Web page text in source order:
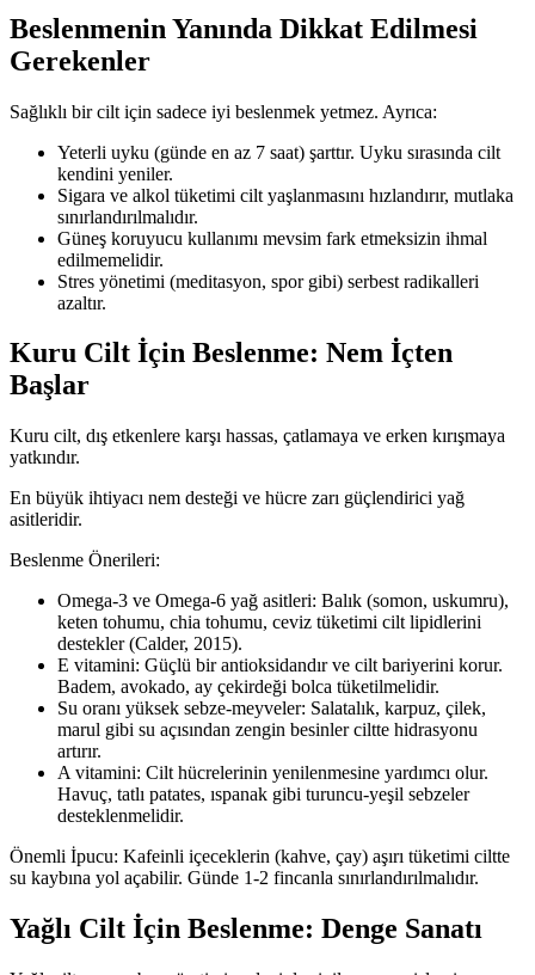
Beslenmenin Yanında Dikkat Edilmesi
Gerekenler
Sağlıklı bir cilt için sadece iyi beslenmek yetmez. Ayrıca:
Yeterli uyku (günde en az 7 saat) şarttır. Uyku sırasında cilt
kendini yeniler.
Sigara ve alkol tüketimi cilt yaşlanmasını hızlandırır, mutlaka
sınırlandırılmalıdır.
Güneş koruyucu kullanımı mevsim fark etmeksizin ihmal
edilmemelidir.
Stres yönetimi (meditasyon, spor gibi) serbest radikalleri
azaltır.
Kuru Cilt İçin Beslenme: Nem İçten
Başlar
Kuru cilt, dış etkenlere karşı hassas, çatlamaya ve erken kırışmaya
yatkındır.
En büyük ihtiyacı nem desteği ve hücre zarı güçlendirici yağ
asitleridir.
Beslenme Önerileri:
Omega-3 ve Omega-6 yağ asitleri: Balık (somon, uskumru),
keten tohumu, chia tohumu, ceviz tüketimi cilt lipidlerini
destekler (Calder, 2015).
E vitamini: Güçlü bir antioksidandır ve cilt bariyerini korur.
Badem, avokado, ay çekirdeği bolca tüketilmelidir.
Su oranı yüksek sebze-meyveler: Salatalık, karpuz, çilek,
marul gibi su açısından zengin besinler ciltte hidrasyonu
artırır.
A vitamini: Cilt hücrelerinin yenilenmesine yardımcı olur.
Havuç, tatlı patates, ıspanak gibi turuncu-yeşil sebzeler
desteklenmelidir.
Önemli İpucu: Kafeinli içeceklerin (kahve, çay) aşırı tüketimi ciltte
su kaybına yol açabilir. Günde 1-2 fincanla sınırlandırılmalıdır.
Yağlı Cilt İçin Beslenme: Denge Sanatı